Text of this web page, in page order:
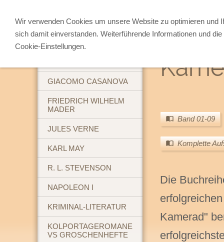
ABENTEUERBÜCHER
GIACOMO CASANOVA
FRIEDRICH WILHELM
MADER
JULES VERNE
KARL MAY
R. L. STEVENSON
NAPOLEON I
KRIMINAL-LITERATUR
KOLPORTAGEROMANE
VS GROSCHENHEFTE
Band 01-09
Komplette
Die
Kamerad"
Wir verwenden Cookies um unsere Website zu optimieren und
sich damit einverstanden. Weiterführende Informationen und
Cookie-Einstellungen.